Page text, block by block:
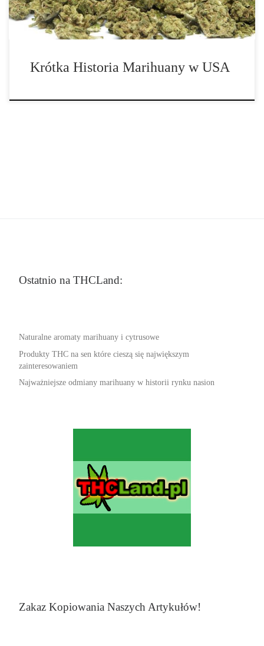
Krótka Historia Marihuany w USA
Ostatnio na THCLand:
Naturalne aromaty marihuany i cytrusowe
Produkty THC na sen które cieszą się największym
zainteresowaniem
Najważniejsze odmiany marihuany w historii rynku nasion
Zakaz Kopiowania Naszych Artykułów!